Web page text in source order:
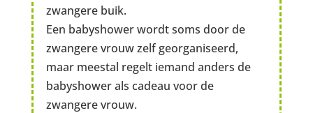
zwangere buik.
Een babyshower wordt soms door de
zwangere vrouw zelf georganiseerd,
maar meestal regelt iemand anders de
babyshower als cadeau voor de
zwangere vrouw.